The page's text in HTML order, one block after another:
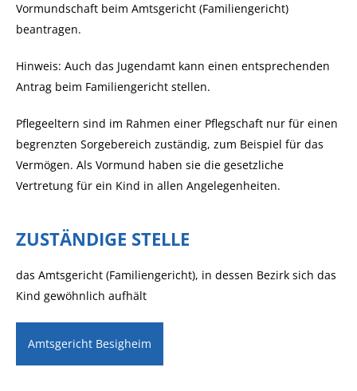
Vormundschaft beim Amtsgericht (Familiengericht)
beantragen.
Hinweis: Auch das Jugendamt kann einen entsprechenden
Antrag beim Familiengericht stellen.
Pflegeeltern sind im Rahmen einer Pflegschaft nur für einen
begrenzten Sorgebereich zuständig, zum Beispiel für das
Vermögen. Als Vormund haben sie die gesetzliche
Vertretung für ein Kind in allen Angelegenheiten.
ZUSTÄNDIGE STELLE
das Amtsgericht (Familiengericht), in dessen Bezirk sich das
Kind gewöhnlich aufhält
Amtsgericht Besigheim